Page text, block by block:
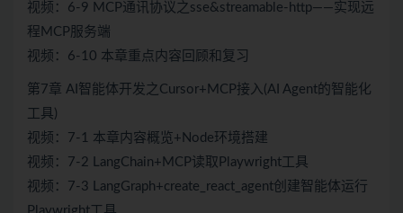
视频：6-9 MCP通讯协议之sse&streamable-http——实现远
程MCP服务端
视频：6-10 本章重点内容回顾和复习
第7章 AI智能体开发之Cursor+MCP接入(AI Agent的智能化
工具)
视频：7-1 本章内容概览+Node环境搭建
视频：7-2 LangChain+MCP读取Playwright工具
视频：7-3 LangGraph+create_react_agent创建智能体运行